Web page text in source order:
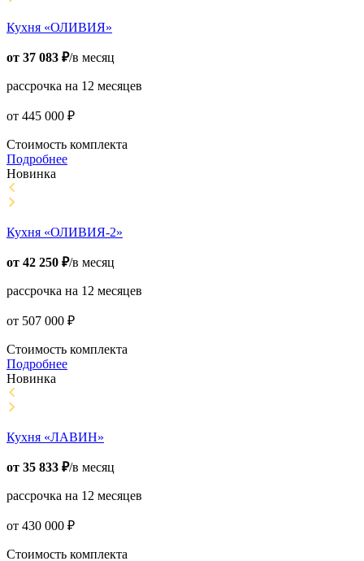
Кухня «ОЛИВИЯ»
от 37 083 ₽/в месяц
рассрочка на 12 месяцев
от 445 000 ₽
Стоимость комплекта
Подробнее
Новинка
Кухня «ОЛИВИЯ-2»
от 42 250 ₽/в месяц
рассрочка на 12 месяцев
от 507 000 ₽
Стоимость комплекта
Подробнее
Новинка
Кухня «ЛАВИН»
от 35 833 ₽/в месяц
рассрочка на 12 месяцев
от 430 000 ₽
Стоимость комплекта